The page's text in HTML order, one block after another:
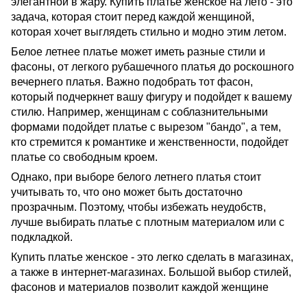
задача, которая стоит перед каждой женщиной,
которая хочет выглядеть стильно и модно этим летом.
Белое летнее платье может иметь разные стили и
фасоны, от легкого рубашечного платья до роскошного
вечернего платья. Важно подобрать тот фасон,
который подчеркнет вашу фигуру и подойдет к вашему
стилю. Например, женщинам с соблазнительными
формами подойдет платье с вырезом "бандо", а тем,
кто стремится к романтике и женственности, подойдет
платье со свободным кроем.
Однако, при выборе белого летнего платья стоит
учитывать то, что оно может быть достаточно
прозрачным. Поэтому, чтобы избежать неудобств,
лучше выбирать платье с плотным материалом или с
подкладкой.
Купить платье женское - это легко сделать в магазинах,
а также в интернет-магазинах. Большой выбор стилей,
фасонов и материалов позволит каждой женщине